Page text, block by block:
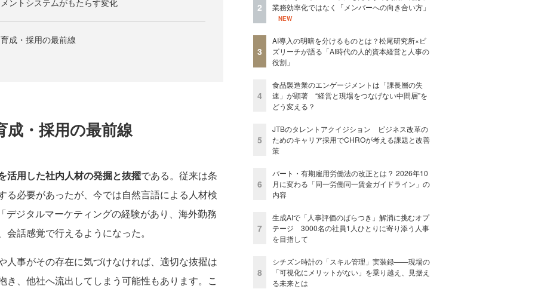
ントシステムがもたらす変化
成・採用の最前線
成・採用の最前線
活用した社内人材の発掘と抜擢である。従来は条
る必要があったが、今では自然言語による人材検
ジタルマーケティングの経験があり、海外勤務
話感覚で行えるようになった。
事がその存在に気づけなければ、適切な抜擢は
、他社へ流出してしまう可能性もあります。こ
2
業務効率化ではなく「メンバーへの向き合い方」
NEW
3
AI導入の明暗を分けるものとは？松尾研究所×ビ
ズリーチが語る「AI時代の人的資本経営と人事の
役割」
4
食品製造業のエンゲージメントは「課長層の失
速」が顕著 “経営と現場をつなげない中間層”を
どう変える？
5
JTBのタレントアクイジション ビジネス改革の
ためのキャリア採用でCHROが考える課題と改善
策
6
パート・有期雇用労働法の改正とは？ 2026年10
月に変わる「同一労働同一賃金ガイドライン」の
内容
7
生成AIで「人事評価のばらつき」解消に挑むオプ
テージ 3000名の社員1人ひとりに寄り添う人事
を目指して
8
シチズン時計の「スキル管理」実装録——現場の
「可視化にメリットがない」を乗り越え、見据え
る未来とは